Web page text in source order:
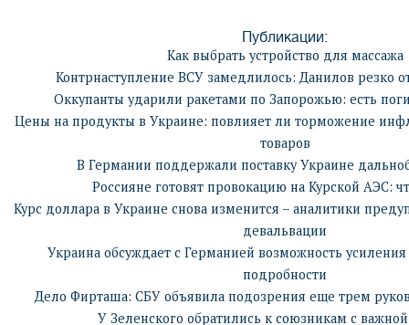
Публикации:
Как выбрать устройство для массажа
Контрнаступление ВСУ замедлилось: Данилов резко
Оккупанты ударили ракетами по Запорожью: есть
Цены на продукты в Украине: повлияет ли торможение
товаров
В Германии поддержали поставку Украине
Россияне готовят провокацию на Курской АЭС:
Курс доллара в Украине снова изменится – аналитики
девальвации
Украина обсуждает с Германией возможность
подробности
Дело Фирташа: СБУ объявила подозрения еще трем
У Зеленского обратились к союзникам с